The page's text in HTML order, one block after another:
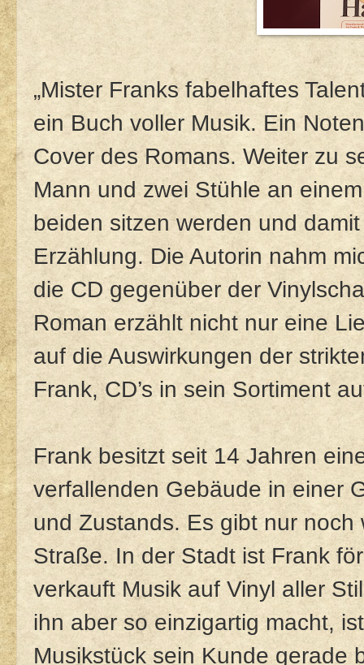
„Mister Franks fabelhaftes
ein Buch voller Musik. Ein
Cover des Romans. Weiter zu
Mann und zwei Stühle an
beiden sitzen werden und
Erzählung. Die Autorin nahm
die CD gegenüber der
Roman erzählt nicht nur eine
auf die Auswirkungen der
Frank, CD’s in sein Sortiment
Frank besitzt seit 14 Jahren
verfallenden Gebäude in einer
und Zustands. Es gibt nur
Straße. In der Stadt ist Frank
verkauft Musik auf Vinyl aller
ihn aber so einzigartig macht,
Musikstück sein Kunde gerade